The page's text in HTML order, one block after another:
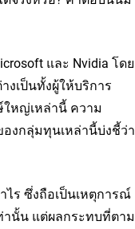
และ Nvidia โดย
งเป็นทั้งผู้ให้บริการ
หญ่เหล่านี้ ความ
องกลุ่มทุนเหล่านี้บ่งชี้ว่า
ไร ซึ่งถือเป็นเหตุการณ์
านั้น แต่ผลกระทบที่ตาม